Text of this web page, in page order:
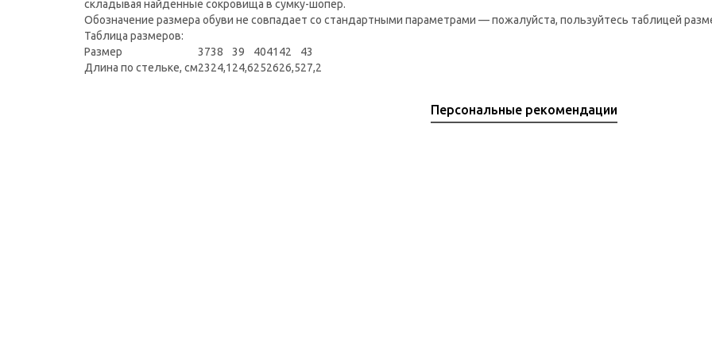
складывая найденные сокровища в сумку-шопер.
Обозначение размера обуви не совпадает со стандартными параметрами — пожалуйста, пользуйтесь таблицей
Таблица размеров:
Размер
3738 39 4041 42
43
Длина по стельке, см2324,1 24,6252626,527,2
Персональные рекомендации